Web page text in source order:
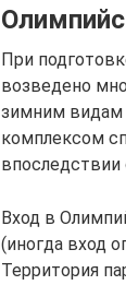
При
возведено
зимним видам
комплексом
Вход в
(иногда вход
Территория